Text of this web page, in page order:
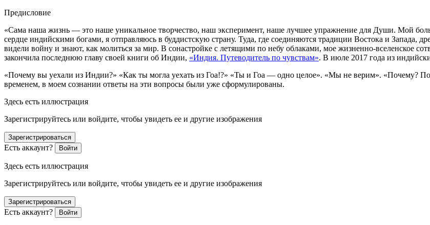
Предисловие
«Сама наша жизнь — это наше уникальное творчество, наш эксперимент, наше лучшее упражнение для Души. Мой
сердце индийскими богами, я отправляюсь в буддистскую страну. Туда, где соединяются традиции Востока и Запада,
видели войну и знают, как молиться за мир. В сонастройке с летящими по небу облаками, мое жизненно-вселенское
закончила последнюю главу своей книги об Индии, «Индия. Путеводитель по чувствам». В июле 2017 года из
«Почему вы уехали из Индии?» «Как ты могла уехать из Гоа!?» «Ты и Гоа — одно целое». «Мы не верим». «Почему?
временем, в моем сознании ответы на эти вопросы были уже сформулированы.
Здесь есть иллюстрация
Зарегистрируйтесь или войдите, чтобы увидеть ее и другие изображения
Зарегистрироваться
Есть аккаунт? Войти
Здесь есть иллюстрация
Зарегистрируйтесь или войдите, чтобы увидеть ее и другие изображения
Зарегистрироваться
Есть аккаунт? Войти